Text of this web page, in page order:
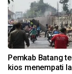
Pemkab Batang
kios menempati